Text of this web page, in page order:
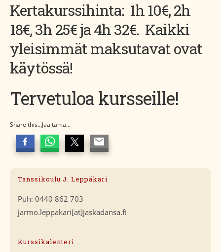
Kertakurssihinta: 1h 10€, 2h
18€, 3h 25€ ja 4h 32€. Kaikki
yleisimmät maksutavat ovat
käytössä!
Tervetuloa kursseille!
Share this...Jaa tämä...
Tanssikoulu J. Leppäkari
Puh: 0440 862 703
jarmo.leppakari[at]jaskadansa.fi
Kurssikalenteri